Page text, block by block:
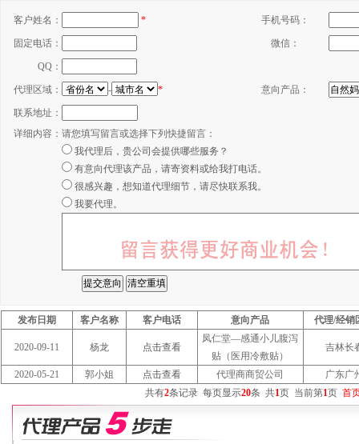
客户姓名： * 手机号码：
固定电话： 微信：
QQ：
代理区域： - * 意向产品：
联系地址：
详细内容： 请您填写留言或选择下列快捷留言：
我代理后，贵公司会提供哪些服务？
有意向代理该产品，请寄资料或给我打电话。
很感兴趣，想知道代理细节，请尽快联系我。
我要代理。
发布日期 客户名称 客户电话 意向产品 代理/经销
2020-09-11 杨龙 点击查看
凤仁堂—感通小儿腹泻
贴（医用冷敷贴）
吉林长
2020-05-21 郭小姐 点击查看 代理商商贸公司
广东广
共有2条记录 每页显示20条 共1页 当前第1页 首